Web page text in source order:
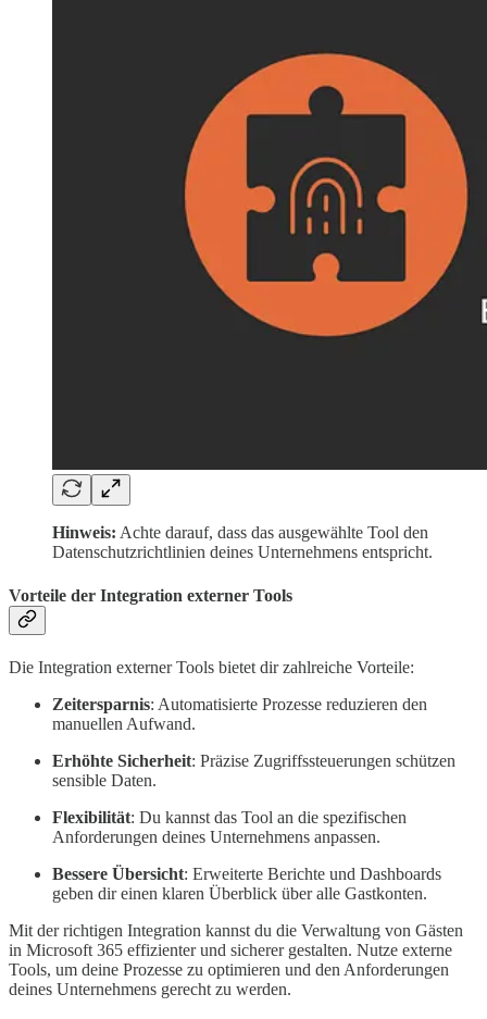
Hinweis: Achte darauf, dass das ausgewählte Tool den
Datenschutzrichtlinien deines Unternehmens entspricht.
Vorteile der Integration externer Tools
Die Integration externer Tools bietet dir zahlreiche Vorteile:
Zeitersparnis: Automatisierte Prozesse reduzieren den
manuellen Aufwand.
Erhöhte Sicherheit: Präzise Zugriffssteuerungen schützen
sensible Daten.
Flexibilität: Du kannst das Tool an die spezifischen
Anforderungen deines Unternehmens anpassen.
Bessere Übersicht: Erweiterte Berichte und Dashboards
geben dir einen klaren Überblick über alle Gastkonten.
Mit der richtigen Integration kannst du die Verwaltung von Gästen
in Microsoft 365 effizienter und sicherer gestalten. Nutze externe
Tools, um deine Prozesse zu optimieren und den Anforderungen
deines Unternehmens gerecht zu werden.